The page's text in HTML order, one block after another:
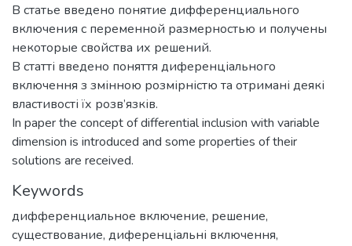
В статье введено понятие дифференциального
включения с переменной размерностью и получены
некоторые свойства их решений.
В статті введено поняття диференціального
включення з змінною розмірністю та отримані деякі
властивості їх розв’язків.
In paper the concept of differential inclusion with variable
dimension is introduced and some properties of their
solutions are received.
Keywords
дифференциальное включение, решение,
существование, диференціальні включення,